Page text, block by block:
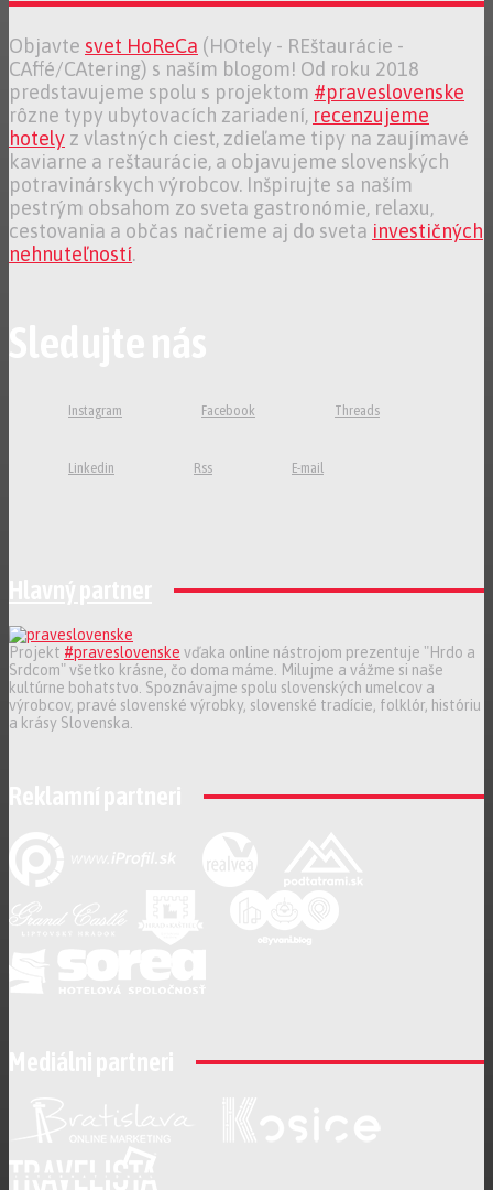
Objavte svet HoReCa (HOtely - REštaurácie -
CAffé/CAtering) s naším blogom! Od roku 2018
predstavujeme spolu s projektom #praveslovenske
rôzne typy ubytovacích zariadení, recenzujeme
hotely z vlastných ciest, zdieľame tipy na zaujímavé
kaviarne a reštaurácie, a objavujeme slovenských
potravinárskych výrobcov. Inšpirujte sa naším
pestrým obsahom zo sveta gastronómie, relaxu,
cestovania a občas načrieme aj do sveta investičných
nehnuteľností.
Instagram Facebook Threads
Linkedin Rss E-mail
Projekt #praveslovenske vďaka online nástrojom prezentuje "Hrdo a
Srdcom" všetko krásne, čo doma máme. Milujme a vážme si naše
kultúrne bohatstvo. Spoznávajme spolu slovenských umelcov a
výrobcov, pravé slovenské výrobky, slovenské tradície, folklór, históriu
a krásy Slovenska.